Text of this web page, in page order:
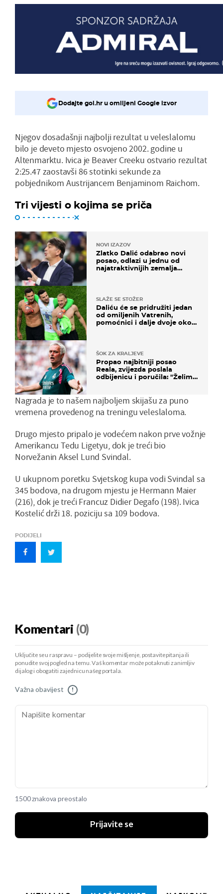
Dodajte gol.hr u omiljeni Google izvor
Njegov dosadašnji najbolji rezultat u veleslalomu
bilo je deveto mjesto osvojeno 2002. godine u
Altenmarktu. Ivica je Beaver Creeku ostvario rezultat
2:25.47 zaostavši 86 stotinki sekunde za
pobjednikom Austrijancem Benjaminom Raichom.
Tri vijesti o kojima se priča
NOVI IZAZOV
Zlatko Dalić odabrao novi
posao, odlazi u jednu od
najatraktivnijih zemalja
SLAŽE SE STOŽER
Daliću će se pridružiti jedan
od omiljenih Vatrenih,
pomoćnici i dalje dvoje oko
ŠOK ZA KRALJEVE
Propao najbitniji posao
Reala, zvijezda poslala
odbijenicu i poručila: "Želim
Nagrada je to našem najboljem skijašu za puno
vremena provedenog na treningu veleslaloma.
Drugo mjesto pripalo je vodećem nakon prve vožnje
Amerikancu Tedu Ligetyu, dok je treći bio
Norvežanin Aksel Lund Svindal.
U ukupnom poretku Svjetskog kupa vodi Svindal sa
345 bodova, na drugom mjestu je Hermann Maier
(216), dok je treći Francuz Didier Degafo (198). Ivica
Kostelić drži 18. poziciju sa 109 bodova.
PODIJELI
Komentari (0)
Uključite se u raspravu – podijelite svoje mišljenje, postavite pitanja ili
ponudite svoj pogled na temu. Vaš komentar može potaknuti zanimljiv
dijalog i obogatiti zajednicu našeg portala.
Važna obavijest !
1500 znakova preostalo
Prijavite se